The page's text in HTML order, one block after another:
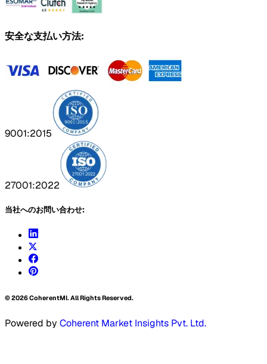
安全な支払い方法:
9001:2015
27001:2022
当社へのお問い合わせ:
©2026CoherentMI. All Rights Reserved.
Powered by Coherent Market Insights Pvt. Ltd.